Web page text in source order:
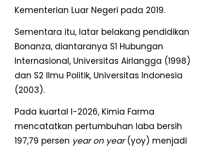
Kementerian Luar Negeri pada 2019.
Sementara itu, latar belakang pendidikan
Bonanza, diantaranya S1 Hubungan
Internasional, Universitas Airlangga (1998)
dan S2 Ilmu Politik, Universitas Indonesia
(2003).
Pada kuartal I-2026, Kimia Farma
mencatatkan pertumbuhan laba bersih
197,79 persen year on year(yoy) menjadi